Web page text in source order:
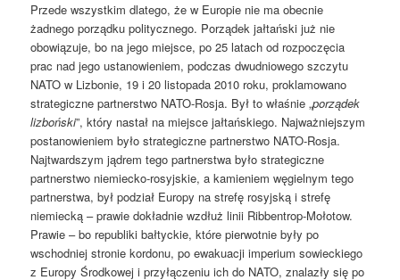
Przede wszystkim dlatego, że w Europie nie ma obecnie
żadnego porządku politycznego. Porządek jałtański już nie
obowiązuje, bo na jego miejsce, po 25 latach od rozpoczęcia
prac nad jego ustanowieniem, podczas dwudniowego szczytu
NATO w Lizbonie, 19 i 20 listopada 2010 roku, proklamowano
strategiczne partnerstwo NATO-Rosja. Był to właśnie „porządek
lizboński”, który nastał na miejsce jałtańskiego. Najważniejszym
postanowieniem było strategiczne partnerstwo NATO-Rosja.
Najtwardszym jądrem tego partnerstwa było strategiczne
partnerstwo niemiecko-rosyjskie, a kamieniem węgielnym tego
partnerstwa, był podział Europy na strefę rosyjską i strefę
niemiecką – prawie dokładnie wzdłuż linii Ribbentrop-Mołotow.
Prawie – bo republiki bałtyckie, które pierwotnie były po
wschodniej stronie kordonu, po ewakuacji imperium sowieckiego
z Europy Środkowej i przyłączeniu ich do NATO, znalazły się po